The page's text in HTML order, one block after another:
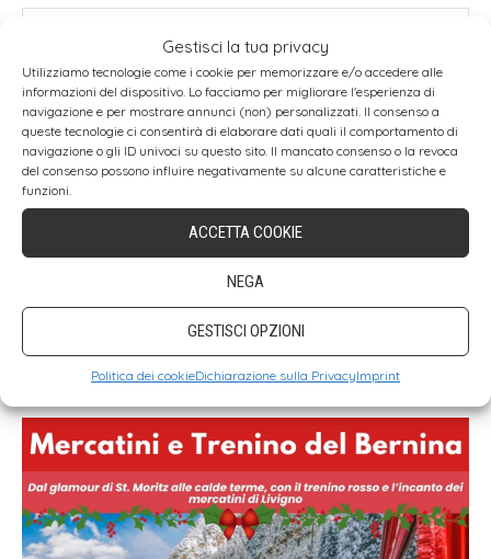
Gestisci la tua privacy
Utilizziamo tecnologie come i cookie per memorizzare e/o accedere alle
informazioni del dispositivo. Lo facciamo per migliorare l'esperienza di
navigazione e per mostrare annunci (non) personalizzati. Il consenso a
queste tecnologie ci consentirà di elaborare dati quali il comportamento di
navigazione o gli ID univoci su questo sito. Il mancato consenso o la revoca
del consenso possono influire negativamente su alcune caratteristiche e
funzioni.
ACCETTA COOKIE
NEGA
GESTISCI OPZIONI
Politica dei cookieDichiarazione sulla PrivacyImprint
Mercatini di Natale di Livigno
Mercatini di Natale a Merano
Mercatini di Natale a Napoli
Mercatini di Natale a San Candido
Mercatini di Natale in Tirolo
Mercatini di Natale a Trento
PARTI CON NOI